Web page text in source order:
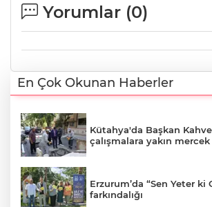
Yorumlar (0)
En Çok Okunan Haberler
Kütahya'da Başkan
çalışmalara yakın mercek
Erzurum’da “Sen Yeter ki
farkındalığı